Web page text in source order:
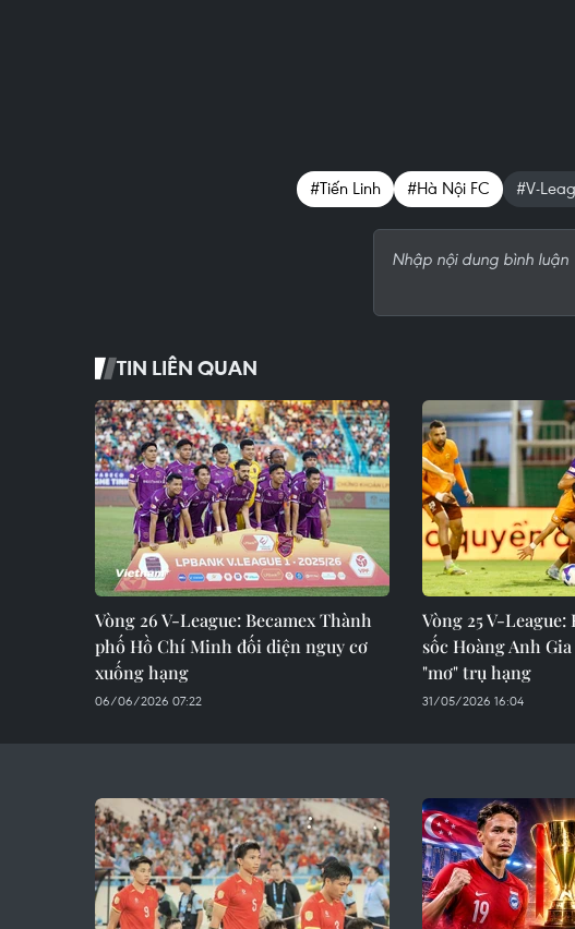
#Tiến Linh #Hà Nội FC #V-
TIN LIÊN QUAN
Vòng 26 V-League: Becamex Thành
phố Hồ Chí Minh đối diện nguy cơ
xuống hạng
06/06/2026 07:22
Vòng 25 V-League:
sốc Hoàng Anh
"mơ" trụ hạng
31/05/2026 16:04